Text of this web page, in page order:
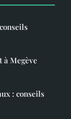
à Megève
: conseils